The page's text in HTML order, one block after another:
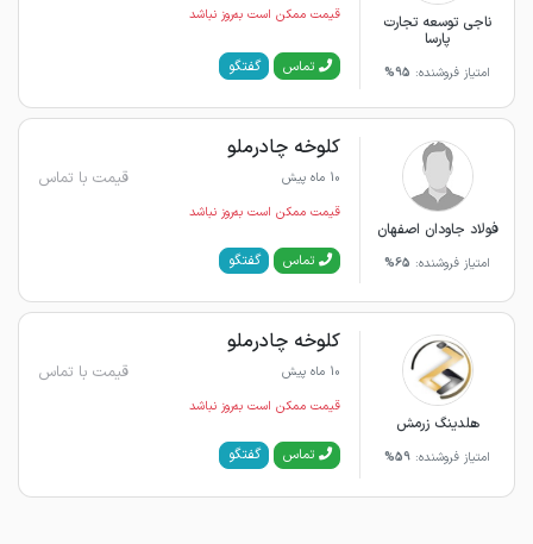
ناجی توسعه تجارت
پارسا
امتیاز فروشنده: 95%
قیمت ممکن است به‌روز نباشد
تماس گفتگو
فولاد جاودان اصفهان
امتیاز فروشنده: 65%
کلوخه چادرملو
10 ماه پیش قیمت با تماس
قیمت ممکن است به‌روز نباشد
تماس گفتگو
هلدینگ زرمش
امتیاز فروشنده: 59%
کلوخه چادرملو
10 ماه پیش قیمت با تماس
قیمت ممکن است به‌روز نباشد
تماس گفتگو